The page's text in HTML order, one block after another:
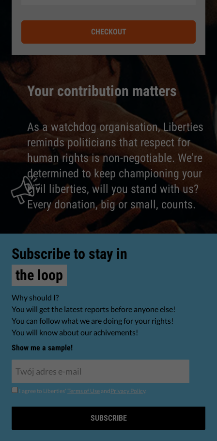
Your contribution matters
As a watchdog organisation, Liberties
reminds politicians that respect for
human rights is non-negotiable. We're
determined to keep championing your
civil liberties, will you stand with us?
Every donation, big or small, counts.
CHECKOUT
Subscribe to stay in
the loop
Why should I?
You will get the latest reports before anyone else!
You can follow what we are doing for your rights!
You will know about our achivements!
Show me a sample!
I agree to Liberties' Terms of Use andPrivacy Policy.
SUBSCRIBE